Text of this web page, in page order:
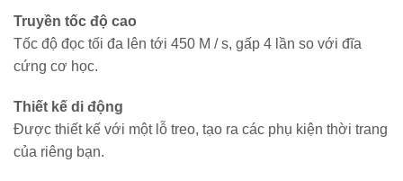
Truyền tốc độ cao
Tốc độ đọc tối đa lên tới 450 M / s, gấp 4 lần so với đĩa
cứng cơ học.
Thiết kế di động
Được thiết kế với một lỗ treo, tạo ra các phụ kiện thời trang
của riêng bạn.